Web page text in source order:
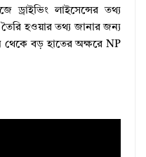
ড্রাইভিং লাইসেন্সের তথ্য
তৈরি হওয়ার তথ্য জানার জন্য
বড় হাতের অক্ষরে NP